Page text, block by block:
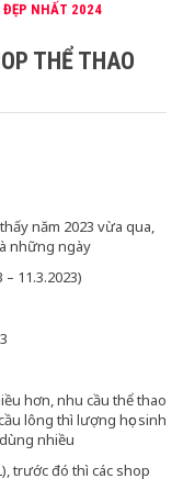
ĐẸP NHẤT 2024
THỂ THAO
năm 2023 vừa qua,
những ngày
11.3.2023)
hơn, nhu cầu thể thao
lông thì lượng học sinh
nhiều
trước đó thì các shop